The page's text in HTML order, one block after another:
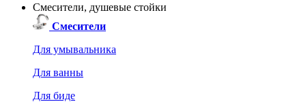
Смесители, душевые стойки
Смесители
Для умывальника
Для ванны
Для биде